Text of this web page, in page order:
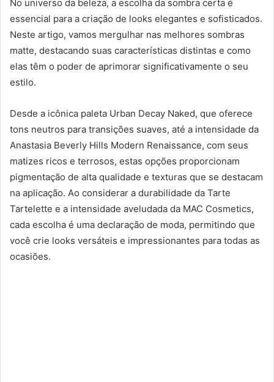
No universo da beleza, a escolha da sombra certa é
essencial para a criação de looks elegantes e sofisticados.
Neste artigo, vamos mergulhar nas melhores sombras
matte, destacando suas características distintas e como
elas têm o poder de aprimorar significativamente o seu
estilo.
Desde a icônica paleta Urban Decay Naked, que oferece
tons neutros para transições suaves, até a intensidade da
Anastasia Beverly Hills Modern Renaissance, com seus
matizes ricos e terrosos, estas opções proporcionam
pigmentação de alta qualidade e texturas que se destacam
na aplicação. Ao considerar a durabilidade da Tarte
Tartelette e a intensidade aveludada da MAC Cosmetics,
cada escolha é uma declaração de moda, permitindo que
você crie looks versáteis e impressionantes para todas as
ocasiões.